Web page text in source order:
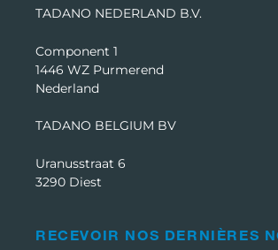
TADANO NEDERLAND B.V.
Component 1
1446 WZ Purmerend
Nederland
TADANO BELGIUM BV
Uranusstraat 6
3290 Diest
RECEVOIR NOS DERNIÈRES